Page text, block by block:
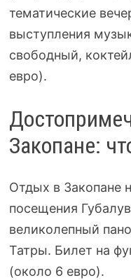
тематические
выступления
свободный,
евро).
Закопане:
Отдых в Закопане
посещения
великолепный
Татры. Билет на
(около 6 евро).